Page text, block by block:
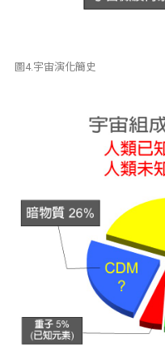
圖4.宇宙演化簡史